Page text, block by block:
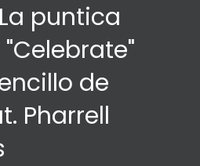
puntica
de
Pharrell